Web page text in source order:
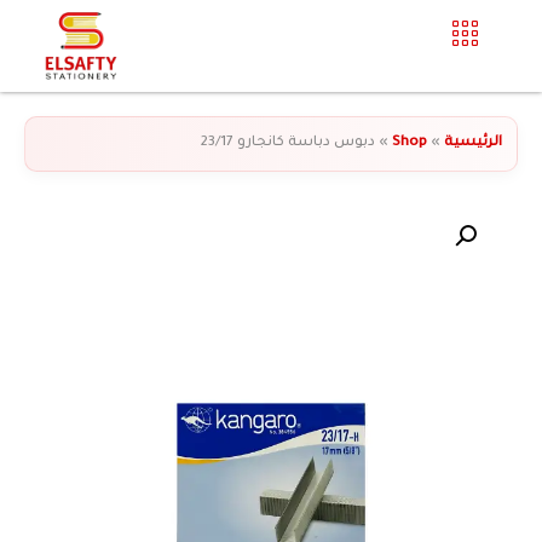
الرئيسية »
Shop
» دبوس دباسة كانجارو 23/17